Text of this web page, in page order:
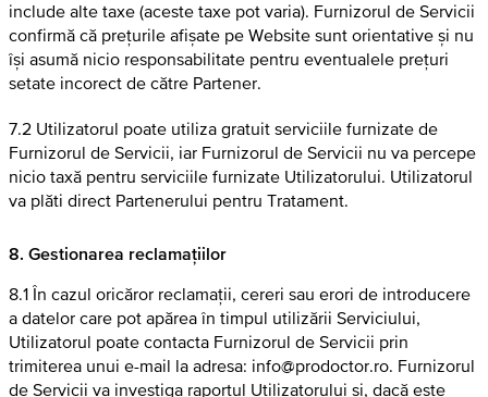
include alte taxe (aceste taxe pot varia). Furnizorul de Servicii
confirmă că prețurile afișate pe Website sunt orientative și nu
își asumă nicio responsabilitate pentru eventualele prețuri
setate incorect de către Partener.
7.2 Utilizatorul poate utiliza gratuit serviciile furnizate de
Furnizorul de Servicii, iar Furnizorul de Servicii nu va percepe
nicio taxă pentru serviciile furnizate Utilizatorului. Utilizatorul
va plăti direct Partenerului pentru Tratament.
8. Gestionarea reclamațiilor
8.1 În cazul oricăror reclamații, cereri sau erori de introducere
a datelor care pot apărea în timpul utilizării Serviciului,
Utilizatorul poate contacta Furnizorul de Servicii prin
trimiterea unui e-mail la adresa: info@prodoctor.ro. Furnizorul
de Servicii va investiga raportul Utilizatorului și, dacă este